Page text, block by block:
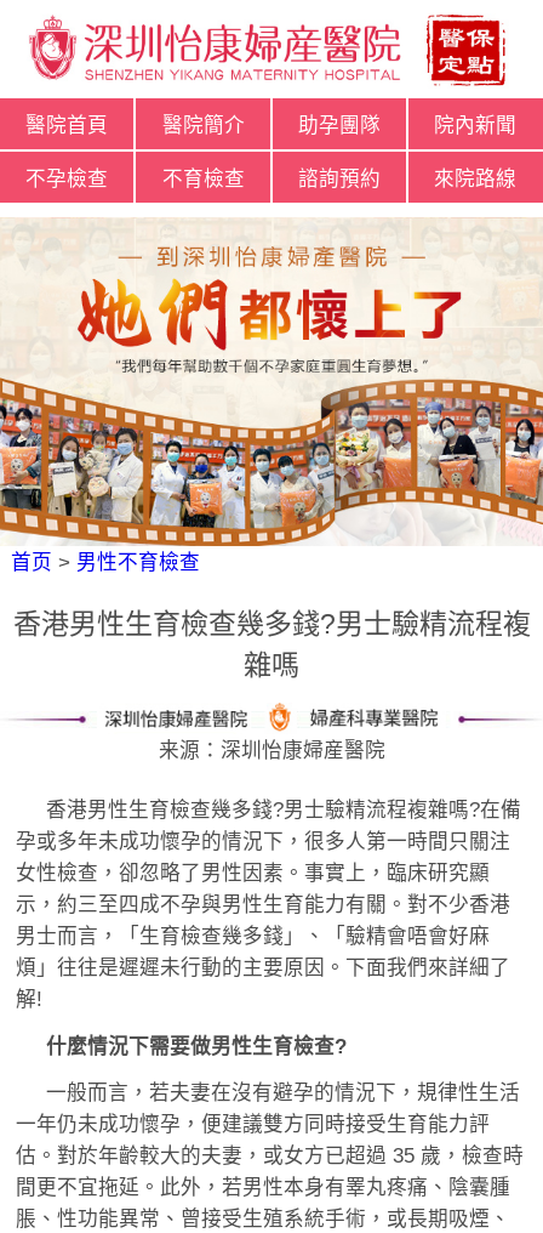
醫院首頁 醫院簡介 助孕團隊 院內新聞
不孕檢查 不育檢查 諮詢預約 來院路線
首页 > 男性不育檢查
香港男性生育檢查幾多錢?男士驗精流程複
雜嗎
来源：深圳怡康婦産醫院
香港男性生育檢查幾多錢?男士驗精流程複雜嗎?在備
孕或多年未成功懷孕的情況下，很多人第一時間只關注
女性檢查，卻忽略了男性因素。事實上，臨床研究顯
示，約三至四成不孕與男性生育能力有關。對不少香港
男士而言，「生育檢查幾多錢」、「驗精會唔會好麻
煩」往往是遲遲未行動的主要原因。下面我們來詳細了
解!
什麼情況下需要做男性生育檢查?
一般而言，若夫妻在沒有避孕的情況下，規律性生活
一年仍未成功懷孕，便建議雙方同時接受生育能力評
估。對於年齡較大的夫妻，或女方已超過 35 歲，檢查時
間更不宜拖延。此外，若男性本身有睪丸疼痛、陰囊腫
脹、性功能異常、曾接受生殖系統手術，或長期吸煙、